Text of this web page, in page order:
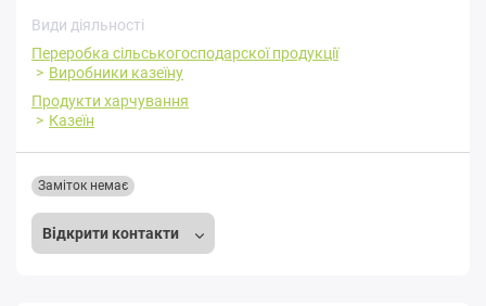
Види діяльності
Переробка cільськогосподарскої продукції
Виробники казеїну
Продукти харчування
Казеїн
Відкрити контакти
Заміток немає